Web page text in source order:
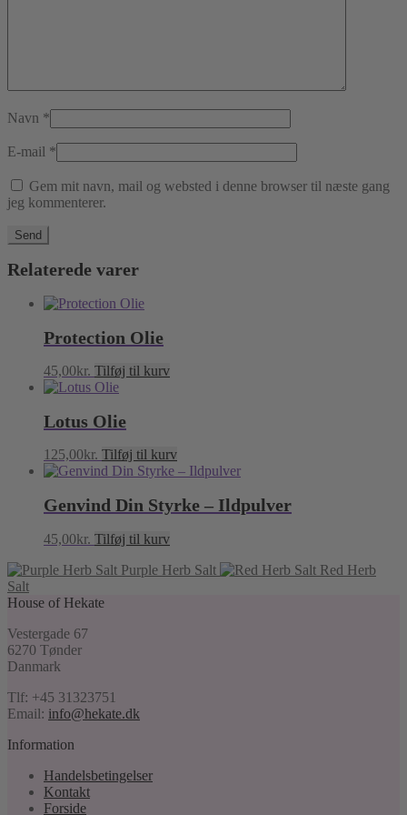
Navn *
E-mail *
Gem mit navn, mail og websted i denne browser til næste gang
jeg kommenterer.
Relaterede varer
Protection Olie
45,00kr. Tilføj til kurv
Lotus Olie
125,00kr. Tilføj til kurv
Genvind Din Styrke – Ildpulver
45,00kr. Tilføj til kurv
Purple Herb Salt
Red Herb
Salt
House of Hekate
Vestergade 67
6270 Tønder
Danmark
Tlf: +45 31323751
Email: info@hekate.dk
Information
Handelsbetingelser
Kontakt
Forside